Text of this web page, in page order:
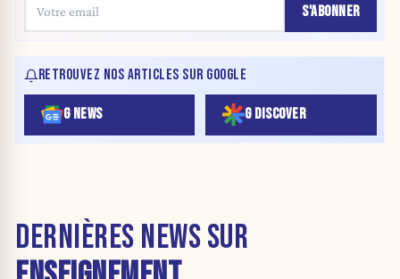
S'ABONNER
RETROUVEZ NOS ARTICLES SUR GOOGLE
G NEWS G DISCOVER
DERNIÈRES NEWS SUR